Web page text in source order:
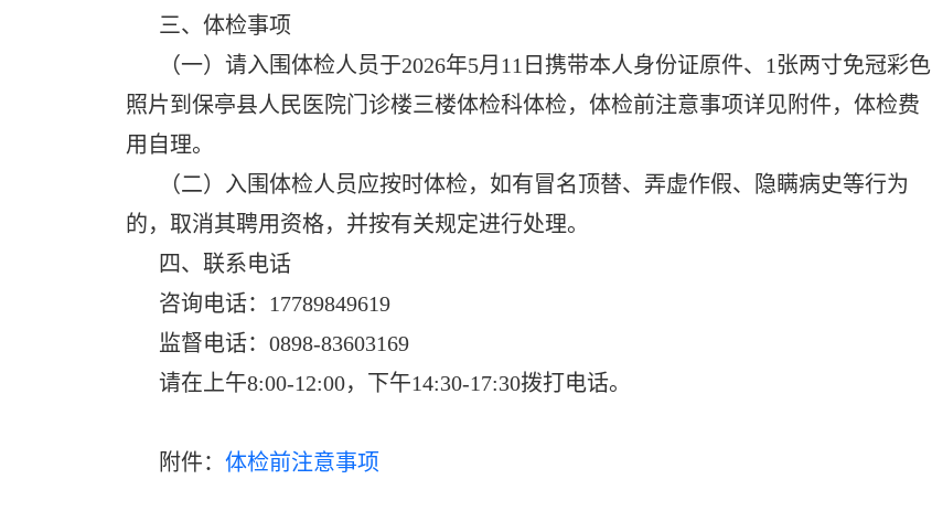
三、体检事项
（一）请入围体检人员于2026年5月11日携带本人身份证原件、1张两寸免冠彩色
照片到保亭县人民医院门诊楼三楼体检科体检，体检前注意事项详见附件，体检费
用自理。
（二）入围体检人员应按时体检，如有冒名顶替、弄虚作假、隐瞒病史等行为
的，取消其聘用资格，并按有关规定进行处理。
四、联系电话
咨询电话：17789849619
监督电话：0898-83603169
请在上午8:00-12:00，下午14:30-17:30拨打电话。
附件： 体检前注意事项